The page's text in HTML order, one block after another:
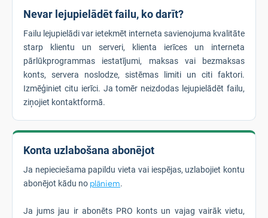
Nevar lejupielādēt failu, ko darīt?
Failu lejupielādi var ietekmēt interneta savienojuma kvalitāte
starp klientu un serveri, klienta ierīces un interneta
pārlūkprogrammas iestatījumi, maksas vai bezmaksas
konts, servera noslodze, sistēmas limiti un citi faktori.
Izmēģiniet citu ierīci. Ja tomēr neizdodas lejupielādēt failu,
ziņojiet kontaktformā.
Konta uzlabošana abonējot
Ja nepieciešama papildu vieta vai iespējas, uzlabojiet kontu
abonējot kādu no plāniem.
Ja jums jau ir abonēts PRO konts un vajag vairāk vietu,